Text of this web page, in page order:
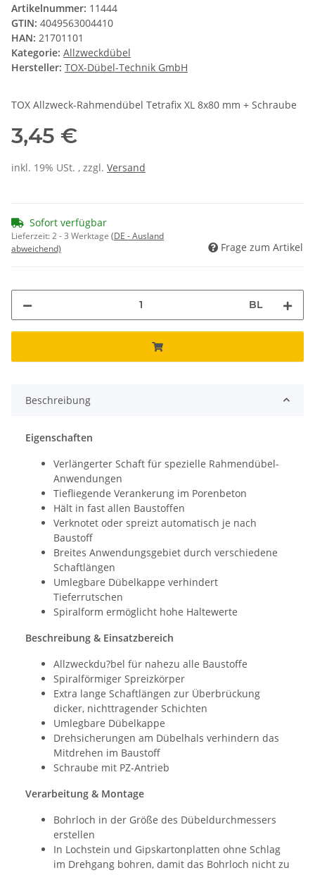
Artikelnummer: 11444
GTIN: 4049563004410
HAN: 21701101
Kategorie: Allzweckdübel
Hersteller: TOX-Dübel-Technik GmbH
TOX Allzweck-Rahmendübel Tetrafix XL 8x80 mm + Schraube
3,45 €
inkl. 19% USt. , zzgl. Versand
Sofort verfügbar
Lieferzeit:2 - 3 Werktage (DE - Ausland
abweichend)
Frage zum Artikel
BL
Beschreibung
Eigenschaften
Verlängerter Schaft für spezielle Rahmendübel-
Anwendungen
Tiefliegende Verankerung im Porenbeton
Hält in fast allen Baustoffen
Verknotet oder spreizt automatisch je nach
Baustoff
Breites Anwendungsgebiet durch verschiedene
Schaftlängen
Umlegbare Dübelkappe verhindert
Tieferrutschen
Spiralform ermöglicht hohe Haltewerte
Beschreibung & Einsatzbereich
Allzweckdu?bel für nahezu alle Baustoffe
Spiralförmiger Spreizkörper
Extra lange Schaftlängen zur Überbrückung
dicker, nichttragender Schichten
Umlegbare Dübelkappe
Drehsicherungen am Dübelhals verhindern das
Mitdrehen im Baustoff
Schraube mit PZ-Antrieb
Verarbeitung & Montage
Bohrloch in der Größe des Dübeldurchmessers
erstellen
In Lochstein und Gipskartonplatten ohne Schlag
im Drehgang bohren, damit das Bohrloch nicht zu